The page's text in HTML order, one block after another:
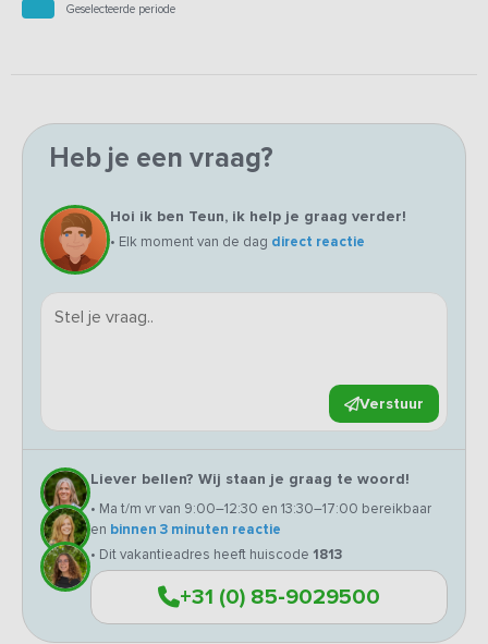
Geselecteerde periode
Heb je een vraag?
Hoi ik ben Teun, ik help je graag verder!
• Elk moment van de dag direct reactie
Verstuur
Liever bellen? Wij staan je graag te woord!
• Ma t/m vr van 9:00–12:30 en 13:30–17:00 bereikbaar
en binnen 3 minuten reactie
• Dit vakantieadres heeft huiscode 1813
+31 (0) 85-9029500